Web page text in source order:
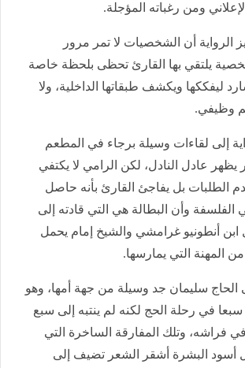
ومن رغباته المؤجلة.
الرواية أن الشخصيات لا تمر مرور
يلتقي بها القارئ تحظى بلحظة خاصة
ليفككها ويكشف طبقاتها الداخلية، ولا
وظيفي.
إلى لقاءات وسيلة برجاء في المطعم
يظهر عادل النادل، لكن الرامي لا يكتفي
الطلبات بل يفاجئ القارئ بأنه حاصل
الفلسفة وأن البطالة هي التي قادته إلى
ابن أنطونيو غرامشي والشيخ إمام يحمل
المهنة التي يمارسها.
الحاج سليمان جد وسيلة من جهة أمها، وهو
في رحلة الحج لكنه لم ينتبه إلى سبع
فراشه، وتلك المفارقة الساخرة التي
أسود البشرة أشقر الشعر تضيف إلى